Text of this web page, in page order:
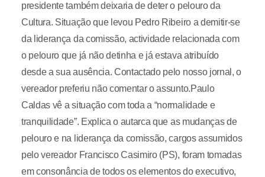
presidente também deixaria de deter o pelouro da
Cultura. Situação que levou Pedro Ribeiro a demitir-se
da liderança da comissão, actividade relacionada com
o pelouro que já não detinha e já estava atribuído
desde a sua ausência. Contactado pelo nosso jornal, o
vereador preferiu não comentar o assunto.Paulo
Caldas vê a situação com toda a “normalidade e
tranquilidade”. Explica o autarca que as mudanças de
pelouro e na liderança da comissão, cargos assumidos
pelo vereador Francisco Casimiro (PS), foram tomadas
em consonância de todos os elementos do executivo,